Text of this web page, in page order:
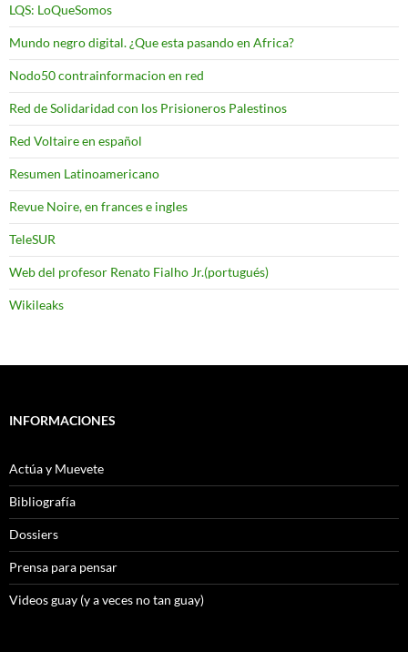
LQS: LoQueSomos
Mundo negro digital. ¿Que esta pasando en Africa?
Nodo50 contrainformacion en red
Red de Solidaridad con los Prisioneros Palestinos
Red Voltaire en español
Resumen Latinoamericano
Revue Noire, en frances e ingles
TeleSUR
Web del profesor Renato Fialho Jr.(portugués)
Wikileaks
INFORMACIONES
Actúa y Muevete
Bibliografía
Dossiers
Prensa para pensar
Videos guay (y a veces no tan guay)